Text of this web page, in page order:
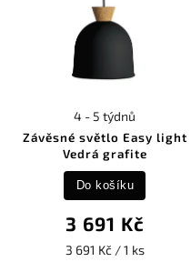
Závěsné světlo Easy light
Vedrá grafite
4 - 5 týdnů
3 691 Kč
3 691 Kč / 1 ks
Do košíku